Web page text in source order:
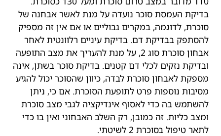
בדיקת העמסת סוכר נועדה על מנת לאשר אבחנה של
סוכרת, לדוגמה, במקרים גבוליים או אם אין זה מספיק
להסתפק בבדיקת דם. בדיקת עיניים רלוונטית לאחר
אבחון סוכרת סוג 2, על מנת להעריך את מצב התופעה
ובדיקת נזקים לכלי דם קטנים. בדיקת סוכר בשתן, אינה
מספקת לאבחון סוכרת לבדה, כיוון שהסוכר יכול להגיע
מסיבות נוספות פרט לתופעת הסוכרת. אם כי, ניתן
להשתמש בה כדי לאסוף אינדיקציה לגבי מצב סוכרת
ומצב כליות. זה כמובן, רק השלב האבחוני ואין בו כדי
לתאר טיפול בסוכרת 2 לשיטתי.